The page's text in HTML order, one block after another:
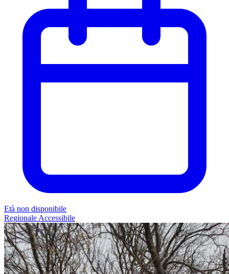
Età non disponibile
Regionale Accessibile